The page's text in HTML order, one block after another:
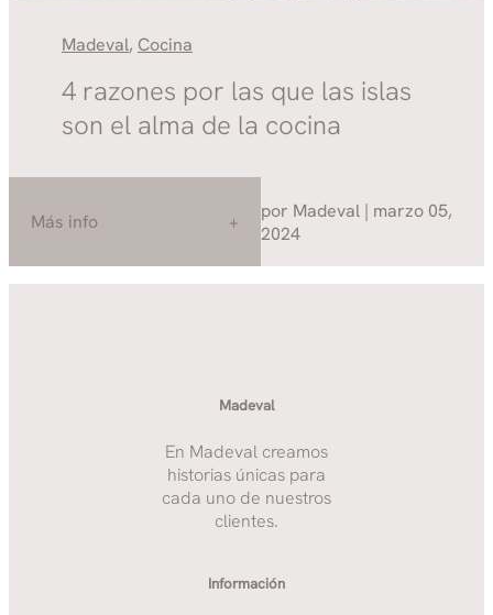
Madeval, Cocina
4 razones por las que las islas
son el alma de la cocina
Más info
por Madeval | marzo 05,
2024
Madeval
En Madeval creamos
historias únicas para
cada uno de nuestros
clientes.
Información